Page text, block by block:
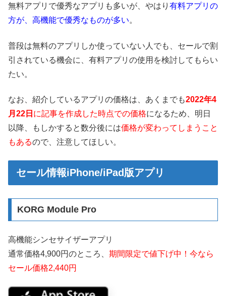
無料アプリで優秀なアプリも多いが、やはり 有料アプリの
方が、高機能で優秀なものが多い。
普段は無料のアプリしか使っていない人でも、セールで割
引されている機会に、有料アプリの使用を検討してもらい
たい。
なお、紹介しているアプリの価格は、あくまでも2022年4
月22日 に記事を作成した時点での価格になるため、明日
以降、もしかすると数分後には価格が変わってしまうこと
もあるので、注意してほしい。
セール情報iPhone/iPad版アプリ
KORG Module Pro
高機能シンセサイザーアプリ
通常価格4,900円のところ、 期間限定で値下げ中！今なら
セール価格2,440円